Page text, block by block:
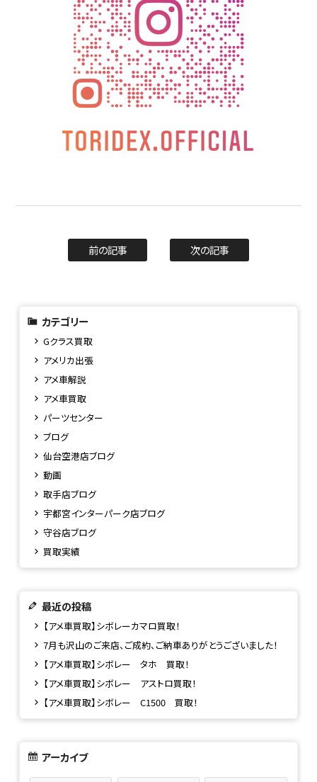
前の記事 次の記事
カテゴリー
Gクラス買取
アメリカ出張
アメ車解説
アメ車買取
パーツセンター
ブログ
仙台空港店ブログ
動画
取手店ブログ
宇都宮インターパーク店ブログ
守谷店ブログ
買取実績
最近の投稿
【アメ車買取】シボレーカマロ買取！
7月も沢山のご来店、ご成約、ご納車ありがとうございました！
【アメ車買取】シボレー タホ 買取！
【アメ車買取】シボレー アストロ買取！
【アメ車買取】シボレー C1500 買取！
アーカイブ